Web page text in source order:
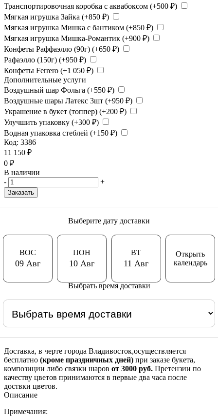
Транспортировочная коробка с аквабоксом (+500 ₽)
Мягкая игрушка Зайка (+850 ₽)
Мягкая игрушка Мишка с бантиком (+850 ₽)
Мягкая игрушка Мишка-Романтик (+900 ₽)
Конфеты Раффаэлло (90г) (+650 ₽)
Рафаэлло (150г) (+950 ₽)
Конфеты Ferrero (+1 050 ₽)
Дополнительные услуги
Воздушный шар Фольга (+550 ₽)
Воздушные шары Латекс 3шт (+950 ₽)
Украшение в букет (топпер) (+200 ₽)
Улучшить упаковку (+300 ₽)
Водная упаковка стеблей (+150 ₽)
Код: 3386
11 150 ₽
0 ₽
В наличии
-
+
Заказать
Выберите дату доставки
ВОС
09 Авг
ПОН
10 Авг
ВТ
11 Авг
Открыть
календарь
Выбрать время доставки
Доставка, в черте города Владивосток,осуществляется
бесплатно (кроме праздничных дней) при заказе букета,
композиции либо связки шаров от 3000 руб. Претензии по
качеству цветов принимаются в первые два часа после
доствки цветов.
Описание
Примечания: